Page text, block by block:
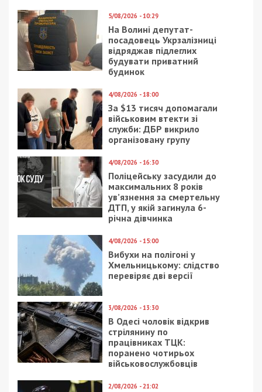
5/08/2026 - 10:29
На Волині депутат-
посадовець Укрзалізниці
відряджав підлеглих
будувати приватний
будинок
4/08/2026 - 18:00
За $13 тисяч допомагали
військовим втекти зі
служби: ДБР викрило
організовану групу
4/08/2026 - 16:30
Поліцейську засудили до
максимальних 8 років
ув’язнення за смертельну
ДТП, у якій загинула 6-
річна дівчинка
4/08/2026 - 15:00
Вибухи на полігоні у
Хмельницькому: слідство
перевіряє дві версії
3/08/2026 - 13:30
В Одесі чоловік відкрив
стрілянину по
працівниках ТЦК:
поранено чотирьох
військовослужбовців
2/08/2026 - 21:02